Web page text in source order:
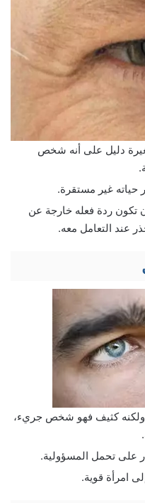
دليل على أنه شخص
حياته غير مستقرة.
تكون ردة فعله خارجة عن
عند التعامل معه.
كثيف فهو شخص جريء،
على تحمل المسؤولية.
امرأة قوية.